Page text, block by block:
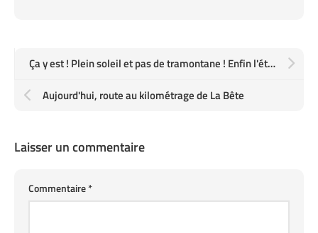
Ça y est ! Plein soleil et pas de tramontane ! Enfin l'été et la plage
Aujourd'hui, route au kilométrage de La Bête
Laisser un commentaire
Commentaire*